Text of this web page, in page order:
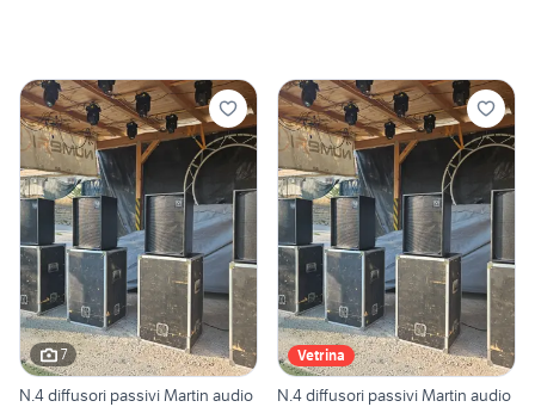
7
N.4 diffusori passivi Martin audio
Vetrina
N.4 diffusori passivi Martin audio